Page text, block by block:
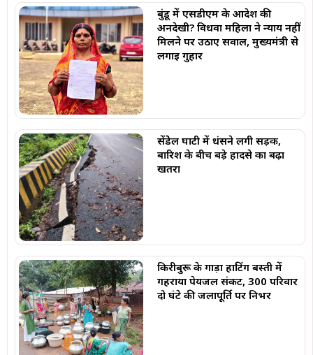
बुंडू में एसडीएम के आदेश की
अनदेखी? विधवा महिला ने न्याय नहीं
मिलने पर उठाए सवाल, मुख्यमंत्री से
लगाई गुहार
सेंडेेल घाटी में धंसने लगी सड़क,
बारिश के बीच बड़े हादसे का बढ़ा
खतरा
किरीबुरू के गाड़ा हाटिंग बस्ती में
गहराया पेयजल संकट, 300 परिवार
दो घंटे की जलापूर्ति पर निर्भर